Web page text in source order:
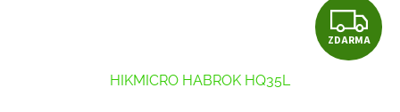
Z
D
ZDARMA
HIKMICRO HABROK HQ35L